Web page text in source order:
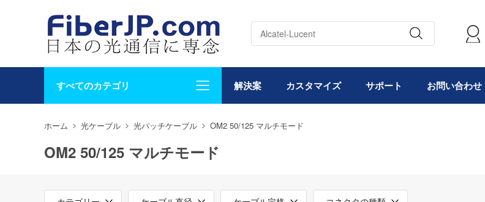
すべてのカテゴリ 解決案 カスタマイズ サポート お問い合わせ
ホーム 光ケーブル 光パッチケーブル OM2 50/125 マルチモード
OM2 50/125 マルチモード